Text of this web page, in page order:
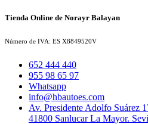
Tienda Online de Norayr Balayan
Número de IVA: ES X8849520V
652 444 440
955 98 65 97
Whatsapp
info@hbautoes.com
Av. Presidente Adolfo Suárez
41800 Sanlucar La Mayor.